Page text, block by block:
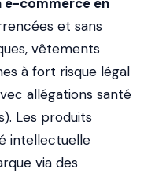
et sans
vêtements
à fort risque légal
allégations santé
Les produits
intellectuelle
via des